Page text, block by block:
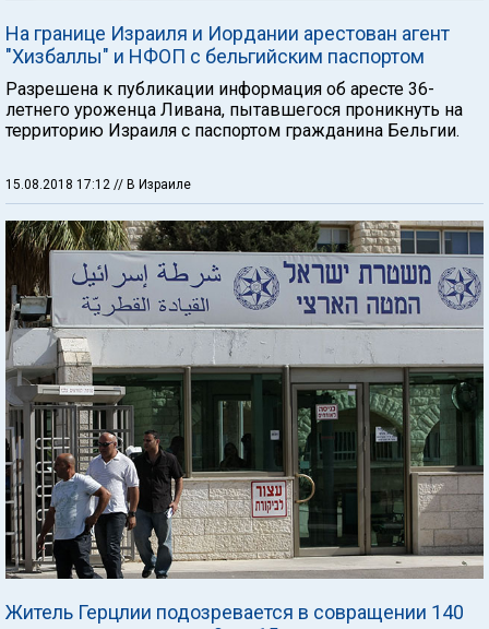
На границе Израиля и Иордании арестован агент
"Хизбаллы" и НФОП с бельгийским паспортом
Разрешена к публикации информация об аресте 36-
летнего уроженца Ливана, пытавшегося проникнуть на
территорию Израиля с паспортом гражданина Бельгии.
15.08.2018 17:12 // В Израиле
Житель Герцлии подозревается в совращении 140